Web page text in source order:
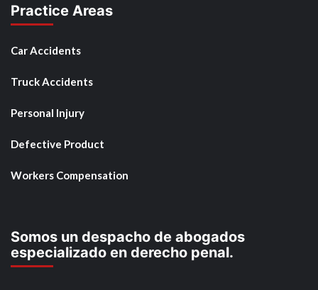
Practice Areas
Car Accidents
Truck Accidents
Personal Injury
Defective Product
Workers Compensation
Somos un despacho de abogados
especializado en derecho penal.